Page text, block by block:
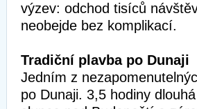
výzev: odchod tisíců
neobejde bez komplikací.
Tradiční plavba po Dunaji
Jedním z
po Dunaji. 3,5 hodiny